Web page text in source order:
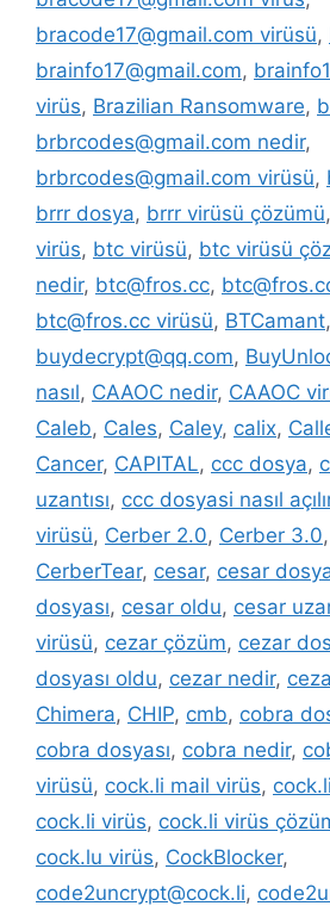
bracode17@gmail.com virüsü,
brainfo17@gmail.com,
virüs, Brazilian Ransomware,
brbrcodes@gmail.com nedir,
brbrcodes@gmail.com virüsü,
brrr dosya, brrr virüsü çözümü,
virüs, btc virüsü, btc virüsü
nedir, btc@fros.cc,
btc@fros.cc virüsü, BTCamant,
buydecrypt@qq.com,
nasıl, CAAOC nedir, CAAOC
Caleb, Cales, Caley, calix,
Cancer, CAPITAL, ccc dosya,
uzantısı, ccc dosyasi nasıl
virüsü, Cerber 2.0, Cerber 3.0,
CerberTear, cesar, cesar
dosyası, cesar oldu, cesar
virüsü, cezar çözüm, cezar
dosyası oldu, cezar nedir,
Chimera, CHIP, cmb, cobra
cobra dosyası, cobra nedir,
virüsü, cock.li mail virüs,
cock.li virüs, cock.li virüs
cock.lu virüs, CockBlocker,
code2uncrypt@cock.li,